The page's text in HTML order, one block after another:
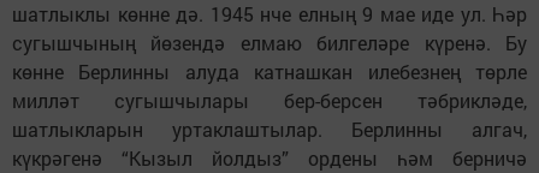
шатлыклы көнне дә. 1945 нче елның 9 мае иде ул. Һәр
сугышчының йөзендә елмаю билгеләре күренә. Бу
көнне Берлинны алуда катнашкан илебезнең төрле
милләт сугышчылары бер-берсен тәбрикләде,
шатлыкларын уртаклаштылар. Берлинны алгач,
күкрәгенә “Кызыл йолдыз” ордены һәм берничә